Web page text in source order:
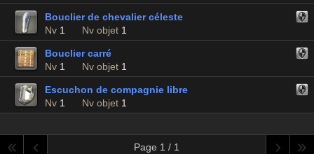
Bouclier de chevalier céleste
Nv 1 Nv objet 1
Bouclier carré
Nv 1 Nv objet 1
Escuchon de compagnie libre
Nv 1 Nv objet 1
Page 1 / 1